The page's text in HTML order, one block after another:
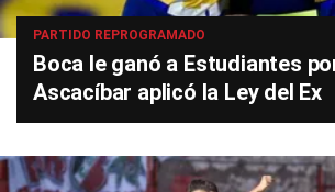
PARTIDO REPROGRAMADO
Boca le ganó a Estudiantes
Ascacíbar aplicó la Ley del Ex